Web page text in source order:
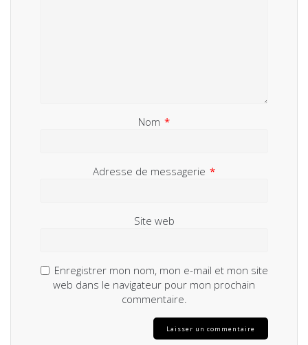
Nom *
Adresse de messagerie *
Site web
Enregistrer mon nom, mon e-mail et mon site
web dans le navigateur pour mon prochain
commentaire.